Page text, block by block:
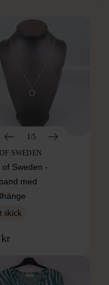
1/5
SWEDEN
of Sweden -
med
skick
kr